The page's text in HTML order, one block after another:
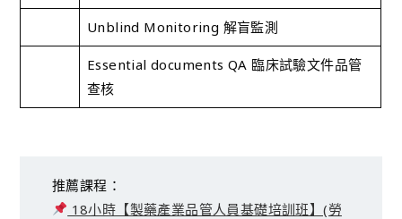
Unblind Monitoring 解盲監測
Essential documents QA 臨床試驗文件品管
查核
推薦課程：
18小時【製藥產業品管人員基礎培訓班】(勞